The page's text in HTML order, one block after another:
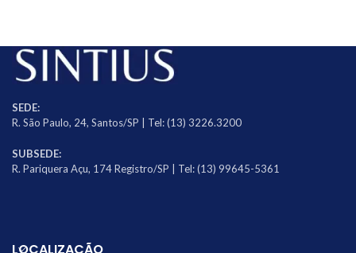
SEDE:
R. São Paulo, 24, Santos/SP | Tel: (13) 3226.3200
SUBSEDE:
R. Pariquera Açu, 174 Registro/SP | Tel: (13) 99645-5361
LOCALIZAÇÃO